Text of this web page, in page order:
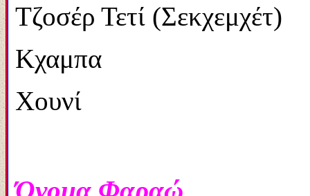
Τζοσέρ Τετί
Κχαμπα
Χουνί
Όνομα Φαραώ